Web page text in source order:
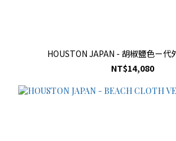
HOUSTON JAPAN - 胡椒鹽色ㄧ代
NT$14,080